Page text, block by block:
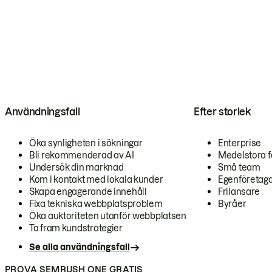
Användningsfall
Öka synligheten i sökningar
Bli rekommenderad av AI
Undersök din marknad
Kom i kontakt med lokala kunder
Skapa engagerande innehåll
Fixa tekniska webbplatsproblem
Öka auktoriteten utanför webbplatsen
Ta fram kundstrategier
Se alla användningsfall
Efter storlek
Enterprise
Medelstora
Små team
Frilansare
Byråer
PROVA SEMRUSH ONE GRATIS